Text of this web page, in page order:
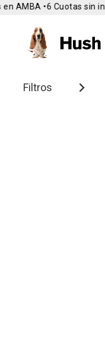
AMBA •6 Cuotas sin
Filtros